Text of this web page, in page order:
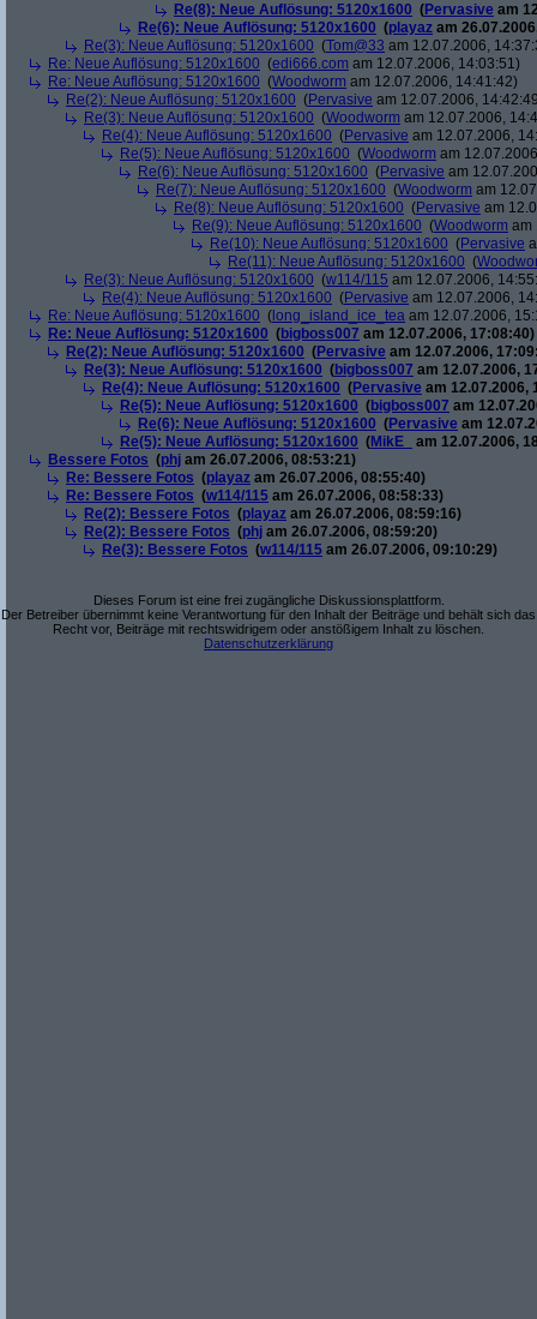
Re(8): Neue Auflösung: 5120x1600 (Pervasive am
Re(6): Neue Auflösung: 5120x1600 (playaz am
Re(3): Neue Auflösung: 5120x1600 (Tom@33 am 12.07.2006,
Re: Neue Auflösung: 5120x1600 (edi666.com am 12.07.2006, 14:03:51)
Re: Neue Auflösung: 5120x1600 (Woodworm am 12.07.2006, 14:41:42)
Re(2): Neue Auflösung: 5120x1600 (Pervasive am 12.07.2006,
Re(3): Neue Auflösung: 5120x1600 (Woodworm am 12.07.2006,
Re(4): Neue Auflösung: 5120x1600 (Pervasive am 12.07.2006,
Re(5): Neue Auflösung: 5120x1600 (Woodworm am
Re(6): Neue Auflösung: 5120x1600 (Pervasive am
Re(7): Neue Auflösung: 5120x1600 (Woodworm am
Re(8): Neue Auflösung: 5120x1600 (Pervasive am
Re(9): Neue Auflösung: 5120x1600 (Woodworm am
Re(10): Neue Auflösung: 5120x1600 (Pervasive
Re(11): Neue Auflösung: 5120x1600 (
Re(3): Neue Auflösung: 5120x1600 (w114/115 am 12.07.2006,
Re(4): Neue Auflösung: 5120x1600 (Pervasive am 12.07.2006,
Re: Neue Auflösung: 5120x1600 ( long_island_ice_tea am 12.07.2006,
Re: Neue Auflösung: 5120x1600 (bigboss007 am 12.07.2006, 17:08:40)
Re(2): Neue Auflösung: 5120x1600 (Pervasive am 12.07.2006,
Re(3): Neue Auflösung: 5120x1600 (bigboss007 am 12.07.2006,
Re(4): Neue Auflösung: 5120x1600 (Pervasive am 12.07.2006,
Re(5): Neue Auflösung: 5120x1600 (bigboss007 am
Re(6): Neue Auflösung: 5120x1600 (Pervasive am
Re(5): Neue Auflösung: 5120x1600 (MikE_
am 12.07.2006,
Bessere Fotos (phj am 26.07.2006, 08:53:21)
Re: Bessere Fotos (playaz am 26.07.2006, 08:55:40)
Re: Bessere Fotos (w114/115 am 26.07.2006, 08:58:33)
Re(2): Bessere Fotos (playaz am 26.07.2006, 08:59:16)
Re(2): Bessere Fotos (phj am 26.07.2006, 08:59:20)
Re(3): Bessere Fotos (w114/115 am 26.07.2006, 09:10:29)
Dieses Forum ist eine frei zugängliche Diskussionsplattform.
Der Betreiber übernimmt keine Verantwortung für den Inhalt der Beiträge und behält sich das
Recht vor, Beiträge mit rechtswidrigem oder anstößigem Inhalt zu löschen.
Datenschutzerklärung